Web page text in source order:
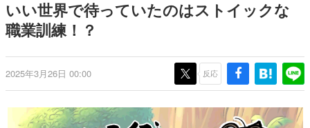
新世代に訊く
これからのデジタルゲーム市場を担う若きクリエイター達
ゲーム世代の作家たち
ゲームに多大な影響を受けた作家さんに取材し、ゲームが
画です。
いい世界で待っていたのはストイックな
職業訓練！？
2025年3月26日 00:00 反応